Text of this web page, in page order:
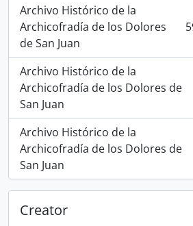
Archivo Histórico de la
Archicofradía de los Dolores
de San Juan
, 5987 results
Archivo Histórico de la
Archicofradía de los Dolores de
San Juan
, 1 results
Archivo Histórico de la
Archicofradía de los Dolores de
San Juan
, 1 results
Creator